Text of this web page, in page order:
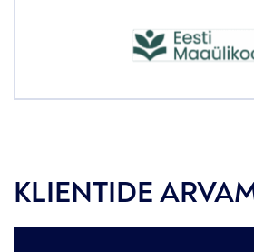
KLIENTIDE